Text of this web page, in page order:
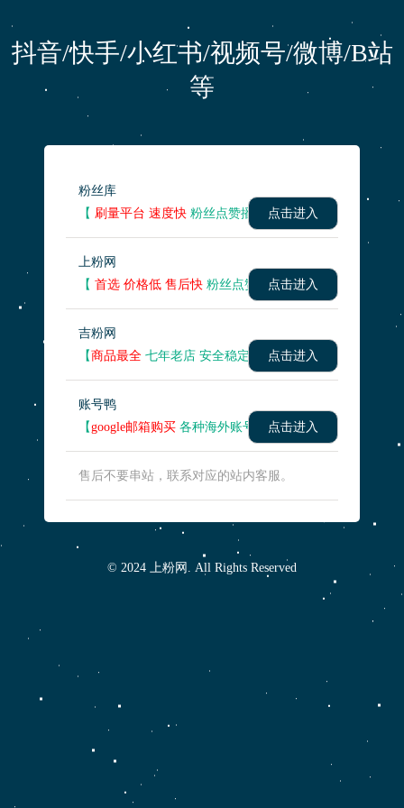
抖音/快手/小红书/视频号/微博/B站
等
粉丝库
【 刷量平台 速度快 粉丝点赞播放量 】
点击进入
上粉网
【首选 价格低 售后快 粉丝点赞播放量 】
点击进入
吉粉网
【商品最全 七年老店 安全稳定】 点击进入
账号鸭
【google邮箱购买 各种海外账号】 点击进入
售后不要串站，联系对应的站内客服。
© 2024 上粉网. All Rights Reserved